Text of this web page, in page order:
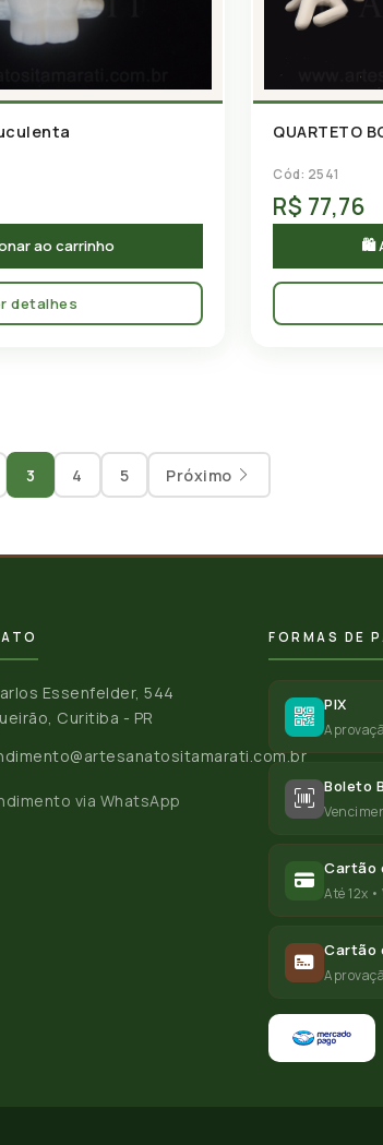
Vaso Suculenta
ao carrinho
detalhes
QUARTETO
Cód: 2541
R$ 77,76
🛍
3 4 5 Próximo
Essenfelder, 544
Curitiba - PR
via WhatsApp
FORMAS DE
PIX
Boleto
Cartão
Até 12x
Cartão